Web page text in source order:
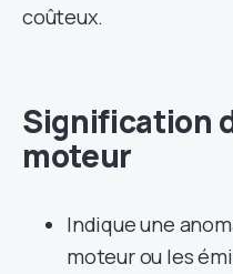
coûteux.
Signification
moteur
Indique une
moteur ou les